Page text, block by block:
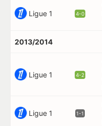
Ligue 1 4-0
2013/2014
Ligue 1 4-2
Ligue 1 1-1